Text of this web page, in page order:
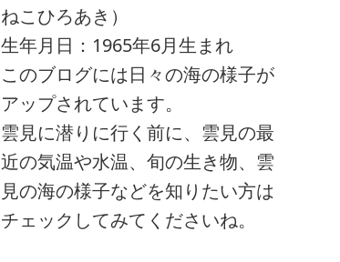
ねこひろあき）
生年月日：1965年6月生まれ
このブログには日々の海の様子が
アップされています。
雲見に潜りに行く前に、雲見の最
近の気温や水温、旬の生き物、雲
見の海の様子などを知りたい方は
チェックしてみてくださいね。